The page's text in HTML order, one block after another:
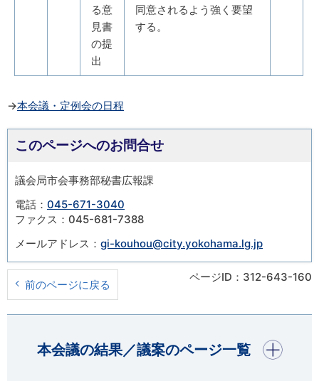
る意
見書
の提
出
同意されるよう強く要望
する。
→本会議・定例会の日程
このページへのお問合せ
議会局市会事務部秘書広報課
電話： 045-671-3040
ファクス：045-681-7388
メールアドレス： gi-kouhou@city.yokohama.lg.jp
前のページに戻る
ページID：312-643-160
本会議の結果／議案のページ一覧
開く